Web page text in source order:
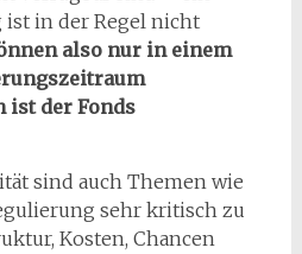
in der Regel nicht
also nur in einem
ist der Fonds
sind auch Themen wie
sehr kritisch zu
Kosten, Chancen